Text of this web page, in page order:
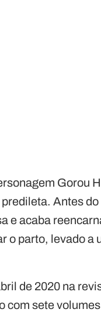
Gorou
Antes
e acaba
o parto, levado a
de 2020 na
com sete